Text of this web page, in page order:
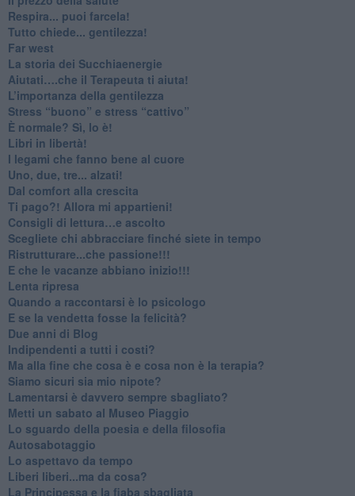
​Respira... puoi farcela!
​Tutto chiede... gentilezza!
​Far west
​La storia dei Succhiaenergie
​Aiutati….che il Terapeuta ti aiuta!
​L’importanza della gentilezza
​Stress “buono” e stress “cattivo”
​È normale? Sì, lo è!
​Libri in libertà!
​I legami che fanno bene al cuore
Uno, due, tre... alzati!​
​Dal comfort alla crescita
​Ti pago?! Allora mi appartieni!​
​Consigli di lettura…e ascolto
​Scegliete chi abbracciare finché siete in tempo
​Ristrutturare...che passione!!!
​E che le vacanze abbiano inizio!!!
​Lenta ripresa
​Quando a raccontarsi è lo psicologo
​E se la vendetta fosse la felicità?
​Due anni di Blog
​Indipendenti a tutti i costi?
​Ma alla fine che cosa è e cosa non è la terapia?
​Siamo sicuri sia mio nipote?
​Lamentarsi è davvero sempre sbagliato?
​Metti un sabato al Museo Piaggio
​Lo sguardo della poesia e della filosofia
Autosabotaggio
​Lo aspettavo da tempo
​Liberi liberi...ma da cosa?
​La Principessa e la fiaba sbagliata